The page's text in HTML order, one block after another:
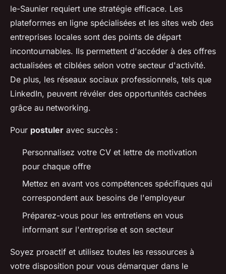
le-Saunier requiert une stratégie efficace. Les
plateformes en ligne spécialisées et les sites web des
entreprises locales sont des points de départ
incontournables. Ils permettent d'accéder à des offres
actualisées et ciblées selon votre secteur d'activité.
De plus, les réseaux sociaux professionnels, tels que
LinkedIn, peuvent révéler des opportunités cachées
grâce au networking.
Pour postuler avec succès :
Personnalisez votre CV et lettre de motivation
pour chaque offre
Mettez en avant vos compétences spécifiques qui
correspondent aux besoins de l'employeur
Préparez-vous pour les entretiens en vous
informant sur l'entreprise et son secteur
Soyez proactif et utilisez toutes les ressources à
votre disposition pour vous démarquer dans le